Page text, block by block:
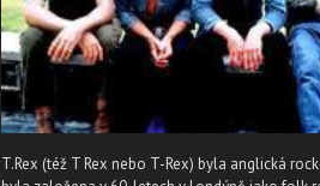
T.Rex (též T Rex nebo T-Rex) byla anglická